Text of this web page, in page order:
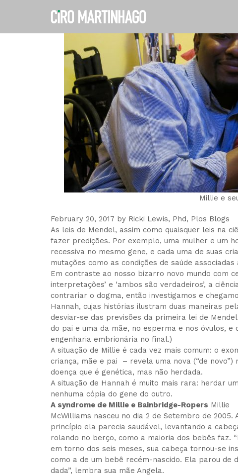
Millie e
February 20, 2017 by Ricki Lewis, Phd, Plos Blogs
As leis de Mendel, assim como quaisquer leis na
fazer predições. Por exemplo, uma mulher e um
recessiva no mesmo gene, e cada uma de suas
mutações como as condições de saúde associadas
Em contraste ao nosso bizarro novo mundo com
interpretações’ e ‘ambos são verdadeiros’, a
contrariar o dogma, então investigamos e
Hannah, cujas histórias ilustram duas maneiras
desviar-se das previsões da primeira lei de
do pai e uma da mãe, no esperma e nos óvulos,
engenharia embrionária no final.)
A situação de Millie é cada vez mais comum: o
criança, mãe e pai – revela uma nova (“de novo”)
doença que é genética, mas não herdada.
A situação de Hannah é muito mais rara: herdar
nenhuma cópia do gene do outro.
A syndrome de Millie e Bainbridge-Ropers Millie
McWilliams nasceu no dia 2 de Setembro de 2005.
princípio ela parecia saudável, levantando a
rolando no berço, como a maioria dos bebês faz.
em torno dos seis meses, sua cabeça tornou-se
como a de um bebê recém-nascido. Ela parou de
dada”, lembra sua mãe Angela.